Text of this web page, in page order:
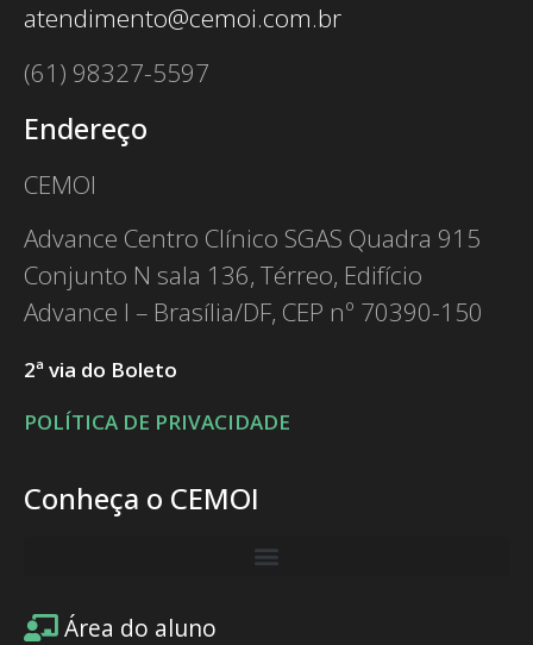
atendimento@cemoi.com.br
(61) 98327-5597
Endereço
CEMOI
Advance Centro Clínico SGAS Quadra 915
Conjunto N sala 136, Térreo, Edifício
Advance I – Brasília/DF, CEP nº 70390-150
2ª via do Boleto
POLÍTICA DE PRIVACIDADE
Conheça o CEMOI
Área do aluno